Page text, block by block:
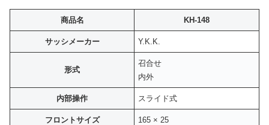
商品名 KH-148
サッシメーカー Y.K.K.
形式
召合せ
内外
内部操作 スライド式
フロントサイズ 165 × 25